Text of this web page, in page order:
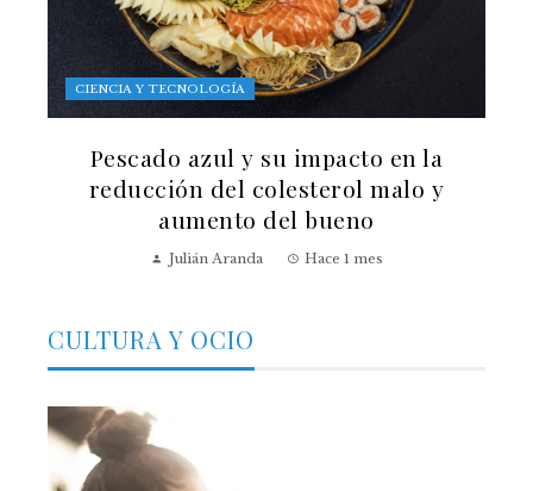
CIENCIA Y TECNOLOGÍA
Pescado azul y su impacto en la
reducción del colesterol malo y
aumento del bueno
Julián Aranda Hace 1 mes
CULTURA Y OCIO